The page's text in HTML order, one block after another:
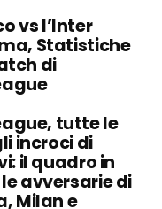
vs l’Inter
Statistiche
di
tutte le
incroci di
il quadro in
avversarie di
Milan e